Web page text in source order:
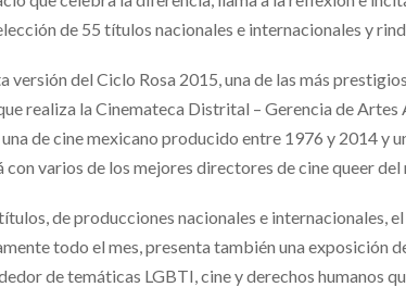
de 55 títulos nacionales e internacionales y
versión del Ciclo Rosa 2015, una de las más
realiza la Cinemateca Distrital – Gerencia de
de cine mexicano producido entre 1976 y 2014 y
con varios de los mejores directores de cine queer del
de producciones nacionales e internacionales,
todo el mes, presenta también una exposición
de temáticas LGBTI, cine y derechos humanos